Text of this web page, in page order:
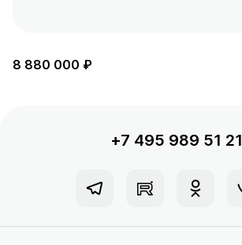
8 880 000 ₽
+7 495 989 51 21